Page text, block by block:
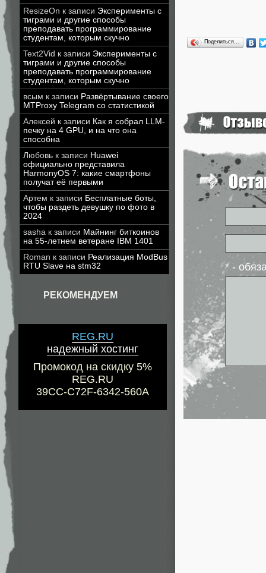
ResizeOn к записи Эксперименты с
тиграми и другие способы
преподавать программирование
студентам, которым скучно
Text2Vid к записи Эксперименты с
тиграми и другие способы
преподавать программирование
студентам, которым скучно
всым к записи Развёртывание своего
MTProxy Telegram со статистикой
Алексей к записи Как я собрал LLM-
печку на 4 GPU, и на что она
способна
Любовь к записи Huawei
официально представила
HarmonyOS 7: какие смартфоны
получат её первыми
Артем к записи Бесплатные боты,
чтобы раздеть девушку по фото в
2024
sasha к записи Майнинг биткоинов
на 55-летнем ветеране IBM 1401
Roman к записи Реализация ModBus
RTU Slave на stm32
РЕКОМЕНДУЕМ
REG.RU
надежный хостинг
Промокод на скидку 5%
REG.RU
39CC-C72F-6342-560A
Поделиться…
* -